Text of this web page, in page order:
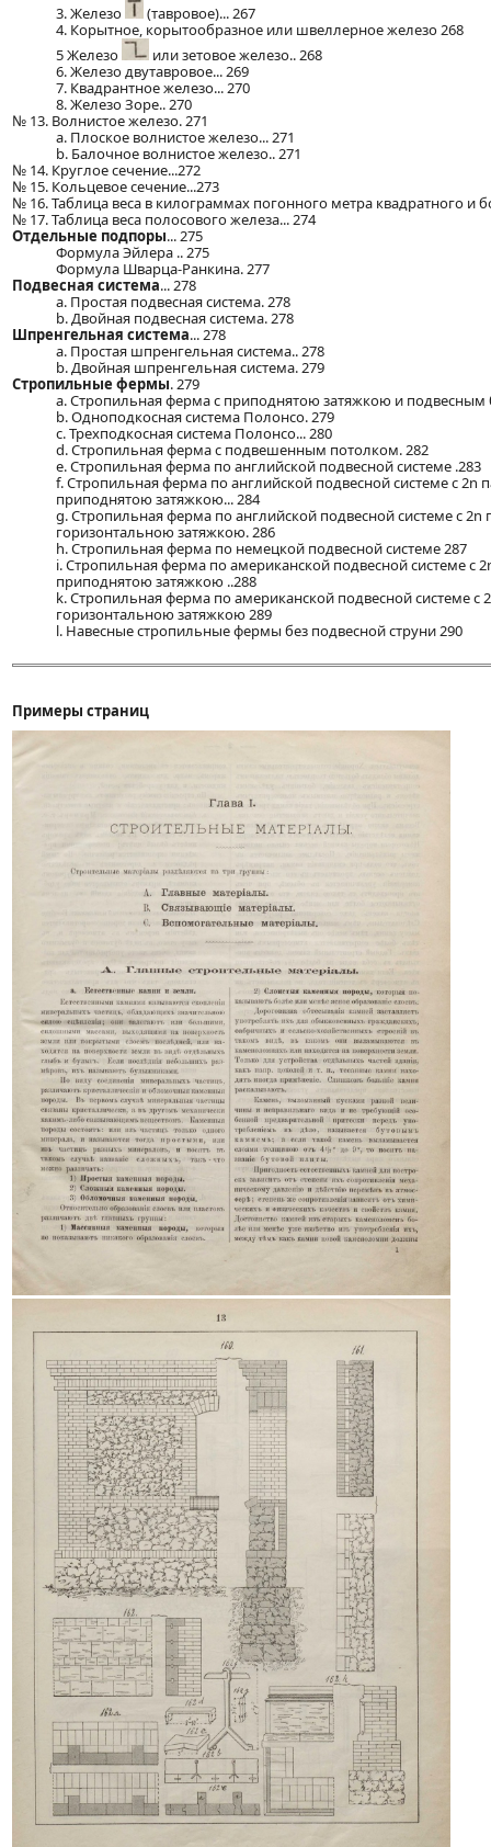
3. Железо
(тавровое)... 267
4. Корытное, корытообразное или швеллерное железо 268
5 Железо
или зетовое железо.. 268
6. Железо двутавровое... 269
7. Квадрантное железо... 270
8. Железо Зоре.. 270
№ 13. Волнистое железо. 271
а. Плоское волнистое железо... 271
b. Балочное волнистое железо.. 271
№ 14. Круглое сечение...272
№ 15. Кольцевое сечение...273
№ 16. Таблица веса в килограммах погонного метра квадратного и
№ 17. Таблица веса полосового железа... 274
Отдельные подпоры... 275
Формула Эйлера .. 275
Формула Шварца-Ранкина. 277
Подвесная система... 278
a. Простая подвесная система. 278
b. Двойная подвесная система. 278
Шпренгельная система... 278
a. Простая шпренгельная система.. 278
b. Двойная шпренгельная система. 279
Стропильные фермы. 279
a. Стропильная ферма с приподнятою затяжкою и подвесным
b. Одноподкосная система Полонсо. 279
c. Трехподкосная система Полонсо... 280
d. Стропильная ферма с подвешенным потолком. 282
e. Стропильная ферма по английской подвесной системе .283
f. Стропильная ферма по английской подвесной системе с 2n
приподнятою затяжкою... 284
g. Стропильная ферма по английской подвесной системе с 2n
горизонтальною затяжкою. 286
h. Стропильная ферма по немецкой подвесной системе 287
i. Стропильная ферма по американской подвесной системе с
приподнятою затяжкою ..288
k. Стропильная ферма по американской подвесной системе с
горизонтальною затяжкою 289
l. Навесные стропильные фермы без подвесной струни 290
Примеры страниц